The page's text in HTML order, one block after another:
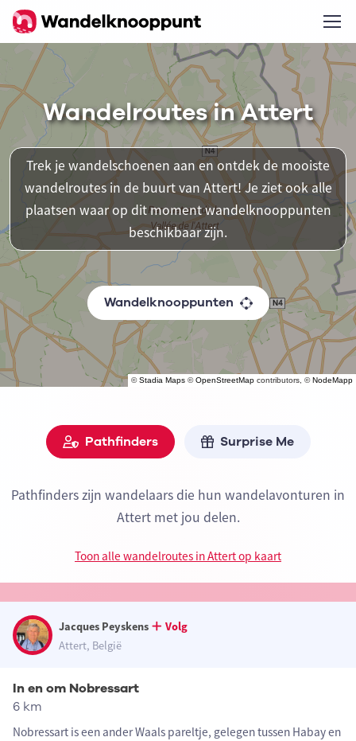
©Stadia Maps ©OpenStreetMap contributors, ©NodeMapp
Wandelroutes in Attert
Trek je wandelschoenen aan en ontdek de mooiste
wandelroutes in de buurt van Attert! Je ziet ook alle
plaatsen waar op dit moment wandelknooppunten
beschikbaar zijn.
Wandelknooppunten
Pathfinders Surprise Me
Pathfinders zijn wandelaars die hun wandelavonturen in
Attert met jou delen.
Toon alle wandelroutes in Attert op kaart
Jacques Peyskens
Volg
Attert, België
In en om Nobressart
6 km
Nobressart is een ander Waals pareltje, gelegen tussen Habay en